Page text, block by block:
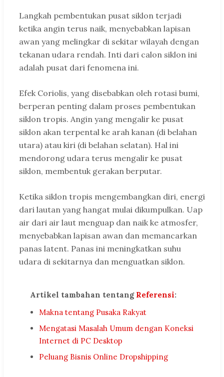
Langkah pembentukan pusat siklon terjadi
ketika angin terus naik, menyebabkan lapisan
awan yang melingkar di sekitar wilayah dengan
tekanan udara rendah. Inti dari calon siklon ini
adalah pusat dari fenomena ini.
Efek Coriolis, yang disebabkan oleh rotasi bumi,
berperan penting dalam proses pembentukan
siklon tropis. Angin yang mengalir ke pusat
siklon akan terpental ke arah kanan (di belahan
utara) atau kiri (di belahan selatan). Hal ini
mendorong udara terus mengalir ke pusat
siklon, membentuk gerakan berputar.
Ketika siklon tropis mengembangkan diri, energi
dari lautan yang hangat mulai dikumpulkan. Uap
air dari air laut menguap dan naik ke atmosfer,
menyebabkan lapisan awan dan memancarkan
panas latent. Panas ini meningkatkan suhu
udara di sekitarnya dan menguatkan siklon.
Artikel tambahan tentang Referensi:
Makna tentang Pusaka Rakyat
Mengatasi Masalah Umum dengan Koneksi
Internet di PC Desktop
Peluang Bisnis Online Dropshipping